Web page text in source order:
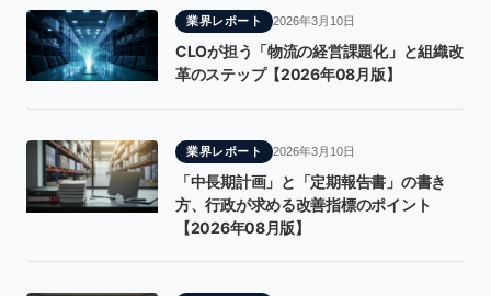
業界レポート 2026年3月10日
CLOが担う「物流の経営課題化」と組織改
革のステップ【2026年08月版】
業界レポート 2026年3月10日
「中長期計画」と「定期報告書」の書き
方、行政が求める改善指標のポイント
【2026年08月版】